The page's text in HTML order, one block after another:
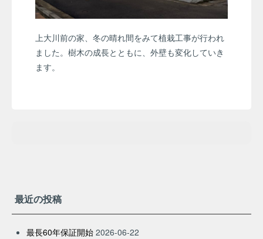
上大川前の家、冬の晴れ間をみて植栽工事が行われ
ました。樹木の成長とともに、外壁も変化していき
ます。
最近の投稿
最長60年保証開始 2026-06-22